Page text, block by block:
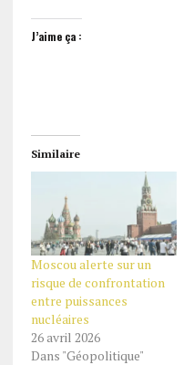
J’aime ça :
Similaire
Moscou alerte sur un
risque de confrontation
entre puissances
nucléaires
26 avril 2026
Dans "Géopolitique"